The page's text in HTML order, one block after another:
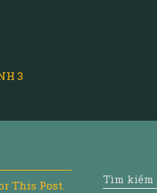
3
This Post. Tìm kiếm